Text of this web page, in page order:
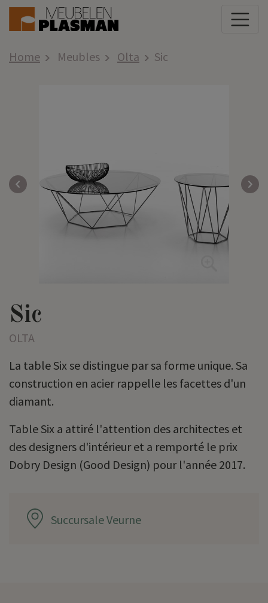
Home Meubles Olta Sic
Sic
OLTA
La table Six se distingue par sa forme unique. Sa
construction en acier rappelle les facettes d'un
diamant.
Table Six a attiré l'attention des architectes et
des designers d'intérieur et a remporté le prix
Dobry Design (Good Design) pour l'année 2017.
Succursale Veurne